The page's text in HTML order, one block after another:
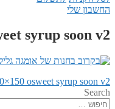
החשבון שלי
syrup soon v2
ניווט
הפוסט
הקודם:
osweet syrup soon v2
Search
חיפוש: